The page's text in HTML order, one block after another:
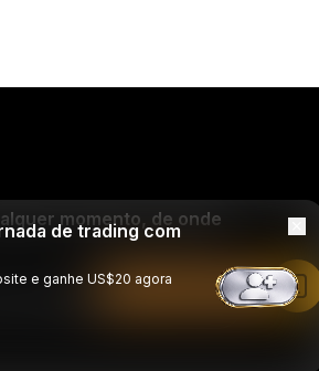
momento, de onde
de trading com
e ganhe US$20 agora
Leia no app da Bybit